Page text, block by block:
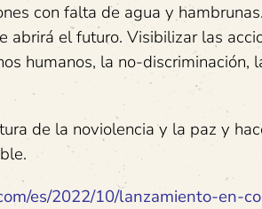
con falta de agua y
abrirá el futuro. Visibilizar las
humanos, la no-discriminación,
de la noviolencia y la paz y
es/2022/10/lanzamiento-en-